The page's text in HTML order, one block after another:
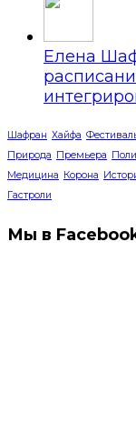
Елена
Шафран Хайфа
Природа Премьера
Медицина Корона
Гастроли
Мы в